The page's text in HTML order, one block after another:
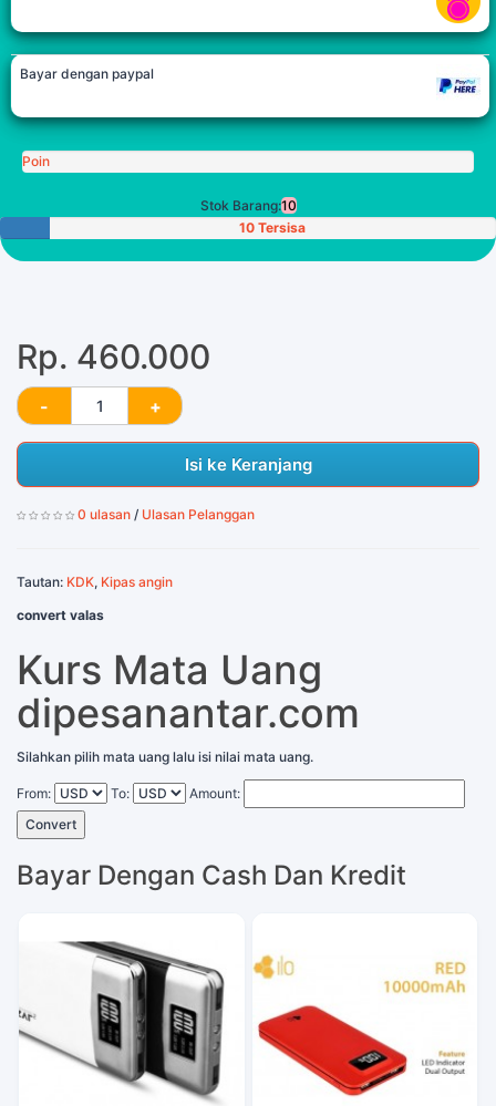
Bayar dengan paypal
Poin
Stok Barang:10
10 Tersisa
Rp. 460.000
Isi ke Keranjang
0 ulasan / Ulasan Pelanggan
Tautan: KDK, Kipas angin
convert valas
Kurs Mata Uang
dipesanantar.com
Silahkan pilih mata uang lalu isi nilai mata uang.
From: To:
Amount:
Convert
Bayar Dengan Cash Dan Kredit